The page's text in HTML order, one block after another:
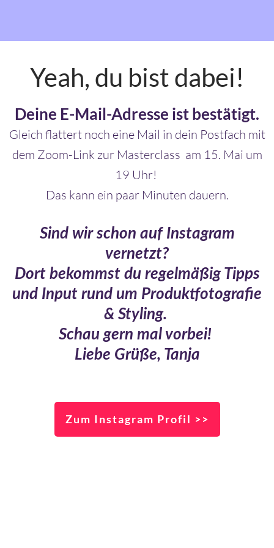
Yeah, du bist dabei!
Deine E-Mail-Adresse ist bestätigt.
Gleich flattert noch eine Mail in dein Postfach mit
dem Zoom-Link zur Masterclass am 15. Mai um
19 Uhr!
Das kann ein paar Minuten dauern.
Sind wir schon auf Instagram
vernetzt?
Dort bekommst du regelmäßig Tipps
und Input rund um Produktfotografie
& Styling.
Schau gern mal vorbei!
Liebe Grüße, Tanja
Zum Instagram Profil >>